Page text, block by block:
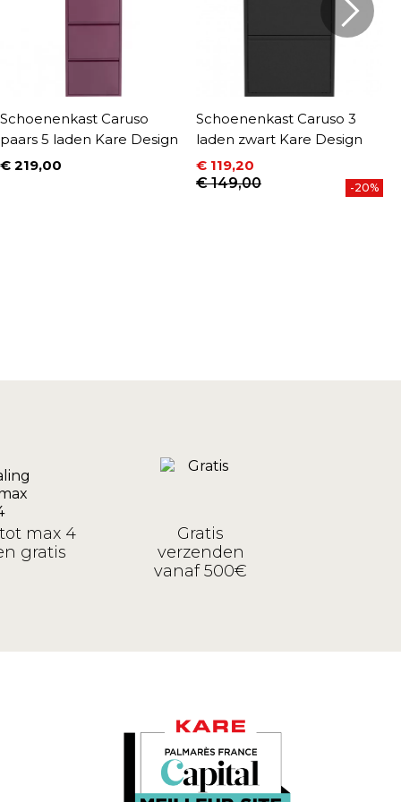
Schoenenkast Caruso
paars 5 laden Kare Design
Prijs
€ 219,00
Schoenenkast Caruso 3
laden zwart Kare Design
Prijs
€ 119,20
Normale prijs
€ 149,00 -20%
max 4
gratis
Gratis
verzenden
vanaf 500€